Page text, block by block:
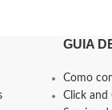
GUIA
Como
Click and